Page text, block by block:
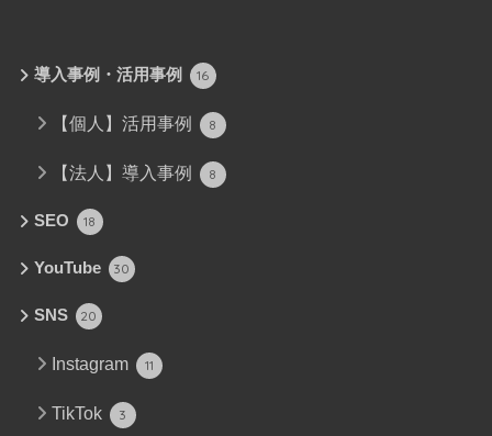
導入事例・活用事例 16
【個人】活用事例 8
【法人】導入事例 8
SEO 18
YouTube 30
SNS 20
Instagram 11
TikTok 3